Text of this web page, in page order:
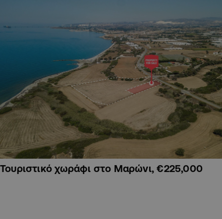
Τουριστικό χωράφι στο Μαρώνι, €225,000